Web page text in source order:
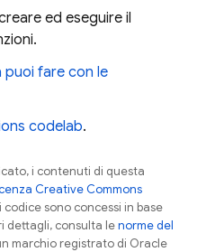
ed eseguire il
puoi fare con le
codelab.
i contenuti di questa
Creative Commons
codice sono concessi in base
dettagli, consulta lenorme del
marchio registrato di Oracle